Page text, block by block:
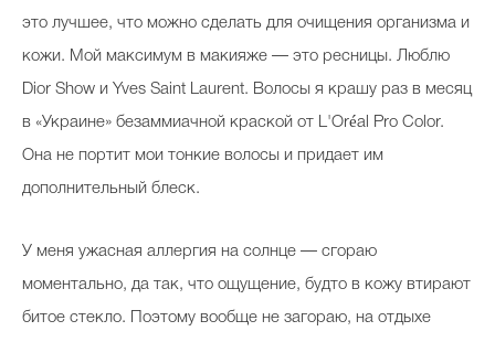
это лучшее, что можно сделать для очищения организма и
кожи. Мой максимум в макияже — это ресницы. Люблю
Dior Show и Yves Saint Laurent. Волосы я крашу раз в месяц
в «Украине» безаммиачной краской от L'Oréal Pro Color.
Она не портит мои тонкие волосы и придает им
дополнительный блеск.
У меня ужасная аллергия на солнце — сгораю
моментально, да так, что ощущение, будто в кожу втирают
битое стекло. Поэтому вообще не загораю, на отдыхе